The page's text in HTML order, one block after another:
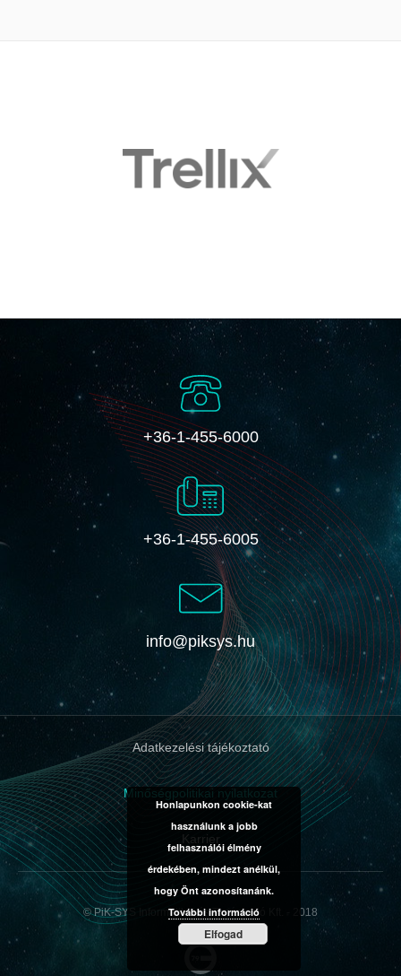
+36-1-455-6000
+36-1-455-6005
info@piksys.hu
Adatkezelési tájékoztató
Minőségpolitikai nyilatkozat
Karrier
© PiK-SYS Informatikai és Tanácsadó Kft. - 2018
Honlapunkon cookie-kat
használunk a jobb
felhasználói élmény
érdekében, mindezt anélkül,
hogy Önt azonosítanánk.
További információ
Elfogad